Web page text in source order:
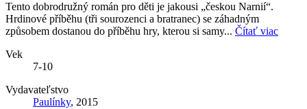
Tento dobrodružný román pro děti je jakousi „českou Narnií“.
Hrdinové příběhu (tři sourozenci a bratranec) se záhadným
způsobem dostanou do příběhu hry, kterou si samy... Čítať viac
Vek
7-10
Vydavateľstvo
Paulínky, 2015